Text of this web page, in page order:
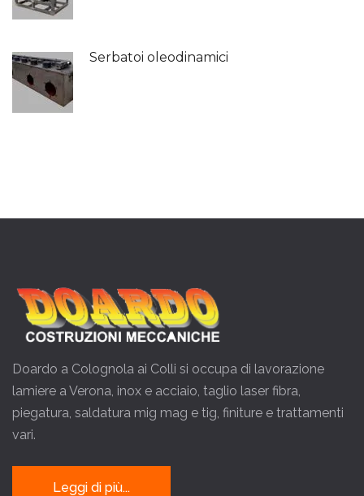
Serbatoi oleodinamici
Doardo a Colognola ai Colli si occupa di lavorazione
lamiere a Verona, inox e acciaio, taglio laser fibra,
piegatura, saldatura mig mag e tig, finiture e trattamenti
vari.
Leggi di più...